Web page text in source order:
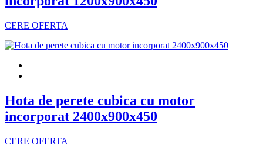
CERE OFERTA
Hota de perete cubica cu motor
incorporat 2400x900x450
CERE OFERTA